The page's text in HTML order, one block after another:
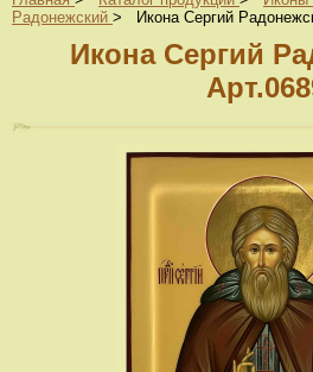
Радонежский > Икона Сергий
Икона Сергий